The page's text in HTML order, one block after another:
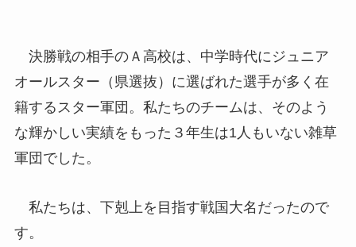
決勝戦の相手のＡ高校は、中学時代にジュニア
オールスター（県選抜）に選ばれた選手が多く在
籍するスター軍団。私たちのチームは、そのよう
な輝かしい実績をもった３年生は1人もいない雑草
軍団でした。
私たちは、下剋上を目指す戦国大名だったので
す。